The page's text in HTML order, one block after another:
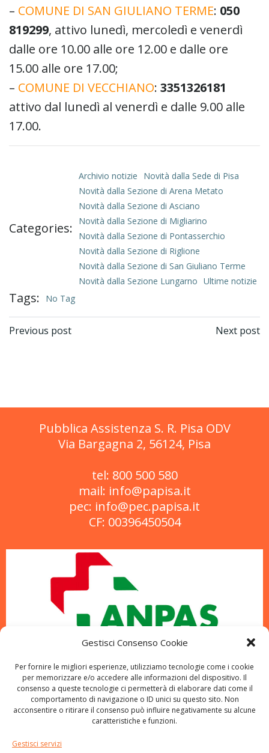
Gestisci Consenso Cookie
Per fornire le migliori esperienze, utilizziamo tecnologie come i cookie
per memorizzare e/o accedere alle informazioni del dispositivo. Il
consenso a queste tecnologie ci permetterà di elaborare dati come il
comportamento di navigazione o ID unici su questo sito. Non
acconsentire o ritirare il consenso può influire negativamente su alcune
caratteristiche e funzioni.
Gestisci servizi
– COMUNE DI SAN GIULIANO TERME: 050
819299, attivo lunedì, mercoledì e venerdì
dalle ore 10.00 alle ore 12.00 e dalle ore
15.00 alle ore 17.00;
– COMUNE DI VECCHIANO: 3351326181
attivo dal lunedì al venerdì e dalle 9.00 alle
17.00.
Categories:
Archivio notizie
Novità dalla Sede di Pisa
Novità dalla Sezione di Arena Metato
Novità dalla Sezione di Asciano
Novità dalla Sezione di Migliarino
Novità dalla Sezione di Pontasserchio
Novità dalla Sezione di Riglione
Novità dalla Sezione di San Giuliano Terme
Novità dalla Sezione Lungarno Ultime notizie
Tags: No Tag
Post
Previous post Next post
Pubblica Assistenza S. R. Pisa ODV
Via Bargagna 2, 56124, Pisa
tel: 800 500 580
mail: info@papisa.it
pec: info@pec.papisa.it
CF: 00396450504